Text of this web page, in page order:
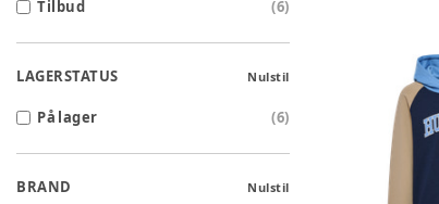
Tilbud (6)
LAGERSTATUS Nulstil
På lager (6)
BRAND Nulstil